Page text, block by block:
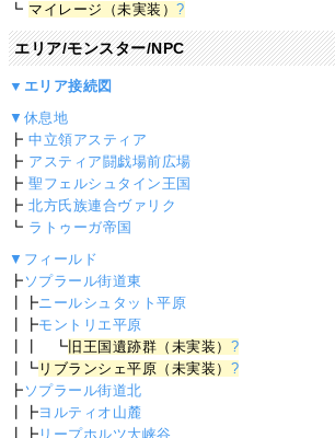
┗ マイレージ（未実装）?
エリア/モンスター/NPC
▼エリア接続図
▼休息地
┣中立領アスティア
┣ アスティア闘戯場前広場
┣聖フェルシュタイン王国
┣北方氏族連合ヴァリク
┗ ラトゥーガ帝国
▼フィールド
┣ ソプラール街道東
┃┣ニールシュタット平原
┃┣モントリエ平原
┃┃ ┗ 旧王国遺跡群（未実装） ?
┃┗ リブランシェ平原（未実装） ?
┣ ソプラール街道北
┃┣ヨルティオ山麓
┃┣ リープホルツ大峡谷